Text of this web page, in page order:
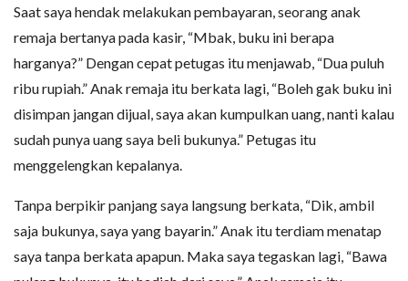
Saat saya hendak melakukan pembayaran, seorang anak
remaja bertanya pada kasir, “Mbak, buku ini berapa
harganya?” Dengan cepat petugas itu menjawab, “Dua puluh
ribu rupiah.” Anak remaja itu berkata lagi, “Boleh gak buku ini
disimpan jangan dijual, saya akan kumpulkan uang, nanti kalau
sudah punya uang saya beli bukunya.” Petugas itu
menggelengkan kepalanya.
Tanpa berpikir panjang saya langsung berkata, “Dik, ambil
saja bukunya, saya yang bayarin.” Anak itu terdiam menatap
saya tanpa berkata apapun. Maka saya tegaskan lagi, “Bawa